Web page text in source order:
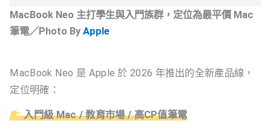
MacBook Neo 主打學生與入門族群，定位為最平價 Mac
筆電／Photo ByApple
MacBook Neo 是 Apple 於 2026 年推出的全新產品線，
定位明確：
入門級 Mac / 教育市場 / 高CP值筆電